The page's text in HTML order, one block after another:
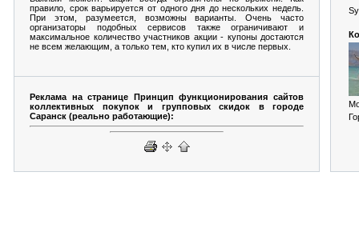
правило, срок варьируется от одного дня до нескольких недель.
При этом, разумеется, возможны варианты. Очень часто
организаторы подобных сервисов также ограничивают и
максимальное количество участников акции - купоны достаются
не всем желающим, а только тем, кто купил их в числе первых.
Реклама на странице Принцип функционирования сайтов
коллективных покупок и групповых скидок в городе
Саранск (реально работающие):